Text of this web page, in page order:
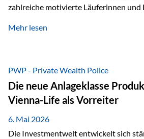
zahlreiche motivierte Läuferinnen und
Höchstleistungen für einen guten
Mäder gesammelt werden konnten.
Strecke mit rund 4,8 Kilometern und
stellte die Teilnehmerinnen und
sportliche Herausforderung. Doch…
Mehr lesen
PWP - Private Wealth Police
Die neue Anlageklasse
Vienna-Life als Vorreiter
6. Mai 2026
Die Investmentwelt entwickelt sich